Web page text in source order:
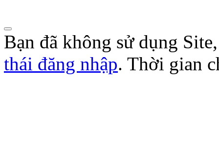
Bạn đã không sử dụng
thái đăng nhập. Thời gian